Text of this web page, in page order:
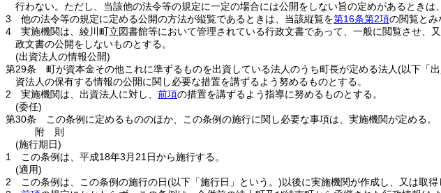
行わない。 ただし、当該他の法令等の規定に一定の場合には公開をしない旨の定めがあるときは
3
他の法令等の規定に定める公開の方法が縦覧であるときは、当該縦覧を第16条第2項の閲覧とみ
4
実施機関は、綾川町立図書館等において管理されている行政文書であって、一般に閲覧させ、
政文書の公開をしないものとする。
(出資法人の情報公開)
第29条
町が資本金その他これに準ずるものを出資している法人のうち町長が定める法人(以下「
資法人の保有する情報の公開に関し必要な措置を講ずるよう努めるものとする。
2
実施機関は、出資法人に対し、 前項の措置を講ずるよう指導に努めるものとする。
(委任)
第30条
この条例に定めるもののほか、この条例の施行に関し必要な事項は、実施機関が定める。
附 則
(施行期日)
1
この条例は、平成18年3月21日から施行する。
(適用)
2
この条例は、この条例の施行の日(以下「施行日」という。)以後に実施機関が作成し、又は取